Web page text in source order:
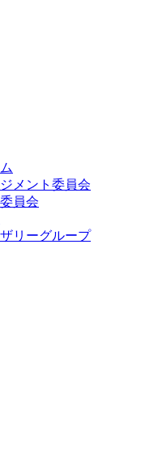
メント委員会
員会
リーグループ